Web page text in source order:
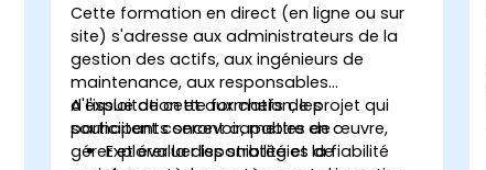
Cette formation en direct (en ligne ou sur
site) s'adresse aux administrateurs de la
gestion des actifs, aux ingénieurs de
maintenance, aux responsables
d'exploitation et aux chefs de projet qui
souhaitent concevoir, mettre en œuvre,
gérer et évaluer les stratégies de
A l'issue de cette formation, les
participants seront capables de :
Explorer la disponibilité et la fiabilité